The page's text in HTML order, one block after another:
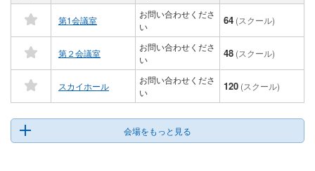
第1会議室
お問い合わせくださ
い
64 (スクール)
第２会議室
お問い合わせくださ
い
48 (スクール)
スカイホール
お問い合わせくださ
い
120 (スクール)
会場をもっと見る